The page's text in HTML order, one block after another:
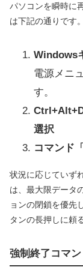
パソコンを瞬時に
は下記の通りです。
Windows
電源メニ
す。
選択
コマンド
状況に応じていず
は、最大限データ
ョンの閉鎖を優先
タンの長押しに頼
強制終了コマ